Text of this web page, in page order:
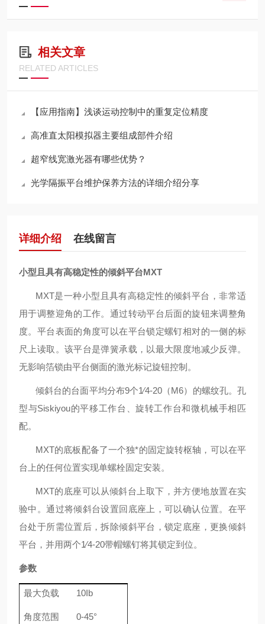
相关文章
RELATED ARTICLES
【应用指南】浅谈运动控制中的重复定位精度
高准直太阳模拟器主要组成部件介绍
超窄线宽激光器有哪些优势？
光学隔振平台维护保养方法的详细介绍分享
详细介绍 在线留言
小型且具有高稳定性的倾斜平台MXT
MXT是一种小型且 具有高稳定性的倾斜平台，非常适
用于调整迎角的工作。通过转动平台后面的旋钮来调整角
度。平台表面的角度可以在平台锁定螺钉相对的一侧的标
尺上读取。该平台是弹簧承载 ，以最大限度地减少反弹。
无影响箔锁由平台侧面的激光标记旋钮控制 。
倾斜台的台面平均分布9个1⁄4-20 （M6） 的螺纹孔。孔
型与Siskiyou的平移工作台、旋转工作台和微机械手相匹
配。
MXT的底板配备了一个独*的固定旋转枢轴，可以在平
台 上的任何位置实现单螺栓固定安装。
MXT的底座可以从倾斜台上取下，并方便地放置在实
验中。通过将倾斜台设置回底座上，可以确认位置。在平
台处于所需位置后，拆除倾斜平台，锁定底座，更换倾斜
平台，并用两个1⁄4-20带帽螺钉将其锁定到位。
参数
最大负载 10Ib
角度范围 0-45°